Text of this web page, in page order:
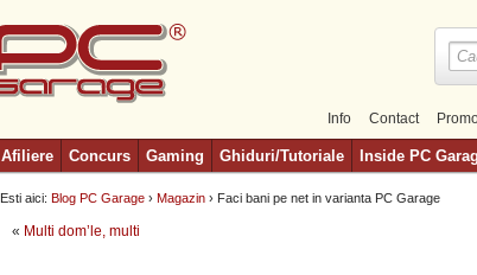
Info Contact
Afiliere Concurs Gaming Ghiduri/Tutoriale Inside PC
Esti aici: Blog PC Garage › Magazin › Faci bani pe net in varianta PC Garage
« Multi dom’le, multi